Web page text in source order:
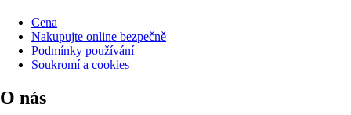
Cena
Nakupujte online bezpečně
Podmínky používání
Soukromí a cookies
O nás